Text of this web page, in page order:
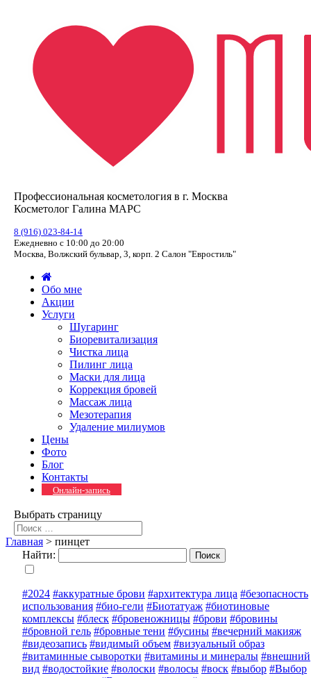
Профессиональная косметология в г. Москва
Косметолог Галина МАРС
8 (916) 023-84-14
Ежедневно с 10:00 до 20:00
Москва, Волжский бульвар, 3, корп. 2 Салон "Евростиль"
Обо мне
Акции
Услуги
Шугаринг
Биоревитализация
Чистка лица
Пилинг лица
Маски для лица
Коррекция бровей
Массаж лица
Мезотерапия
Удаление милиумов
Цены
Фото
Блог
Контакты
Онлайн-запись
Выбрать страницу
Главная > пинцет
Найти:
#2024 #аккуратные брови #архитектура лица #безопасность
использования #био-гели #Биотатуаж #биотиновые
комплексы #блеск #бровеножницы #брови #бровины
#бровной гель #бровные тени #бусины #вечерний макияж
#видеозапись #видимый объем #визуальный образ
#витаминные сыворотки #витамины и минералы #внешний
вид #водостойкие #волоски #волосы #воск #выбор #Выбор